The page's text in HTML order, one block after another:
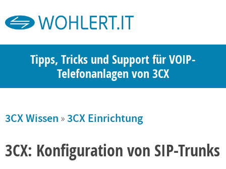
Tipps, Tricks und Support für VOIP-
Telefonanlagen von 3CX
3CX Wissen »3CX Einrichtung
3CX: Konfiguration von SIP-Trunks